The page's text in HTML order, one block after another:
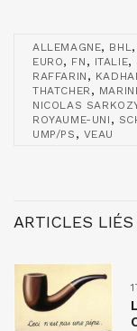
ALLEMAGNE, BHL ,
EURO, FN , ITALIE,
RAFFARIN ,
THATCHER ,
NICOLAS
ROYAUME-UNI ,
UMP/PS , VEAU
ARTICLES LIÉS